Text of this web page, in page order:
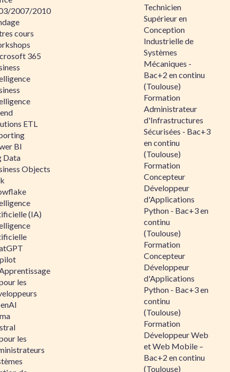
2007/2010
cours
365
ETL
BI
Data
Objects
(IA)
les
les
Technicien
Supérieur en
Conception
Industrielle de
Systèmes
Mécaniques -
Bac+2 en continu
(Toulouse)
Formation
Administrateur
d'Infrastructures
Sécurisées - Bac+3
en continu
(Toulouse)
Formation
Concepteur
Développeur
d'Applications
Python - Bac+3 en
continu
(Toulouse)
Formation
Concepteur
Développeur
d'Applications
Python - Bac+3 en
continu
(Toulouse)
Formation
Développeur Web
et Web Mobile –
Bac+2 en continu
(Toulouse)